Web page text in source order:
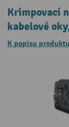
Krimpovací
kabelové
K popisu produktu